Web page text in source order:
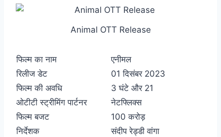
Animal OTT Release
फिल्म का नाम
एनीमल
रिलीज डेट
01 दिसंबर 2023
फिल्म की अवधि
3 घंटे और 21
ओटीटी स्ट्रीमिंग पार्टनर
नेटफ्लिक्स
फिल्म बजट
100 करोड़
निर्देशक
संदीप रेड्डी वांगा